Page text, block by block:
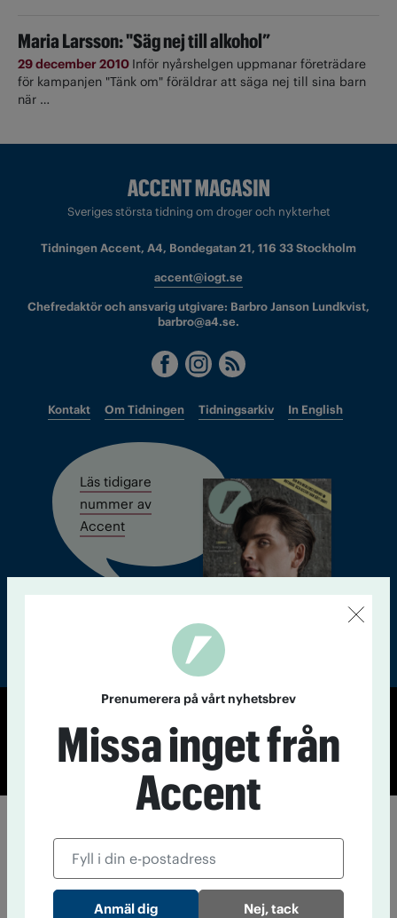
Maria Larsson: "Säg nej till alkohol”
29 december 2010 Inför nyårshelgen uppmanar företrädare
för kampanjen "Tänk om" föräldrar att säga nej till sina barn
när …
Sveriges största tidning om droger och nykterhet
Tidningen Accent, A4, Bondegatan 21, 116 33 Stockholm
accent@iogt.se
Chefredaktör och ansvarig utgivare: Barbro Janson Lundkvist,
barbro@a4.se.
Kontakt Om Tidningen Tidningsarkiv In English
Läs tidigare
nummer av
Accent
© Tidningen Accent 2026
Cookiepolicy
Personuppgiftspolicy
Prenumerera på vårt nyhetsbrev
Missa inget från
Accent
Nej, tack